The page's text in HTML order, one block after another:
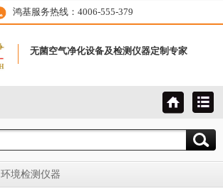
鸿基服务热线：4006-555-379
无菌空气净化设备及检测仪器定制专家
环境检测仪器